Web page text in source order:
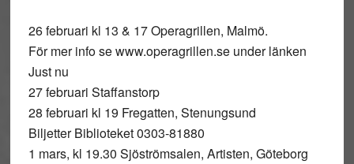
26 februari kl 13 & 17 Operagrillen, Malmö.
För mer info se www.operagrillen.se under länken
Just nu
27 februari Staffanstorp
28 februari kl 19 Fregatten, Stenungsund
Biljetter Biblioteket 0303-81880
1 mars, kl 19.30 Sjöströmsalen, Artisten, Göteborg